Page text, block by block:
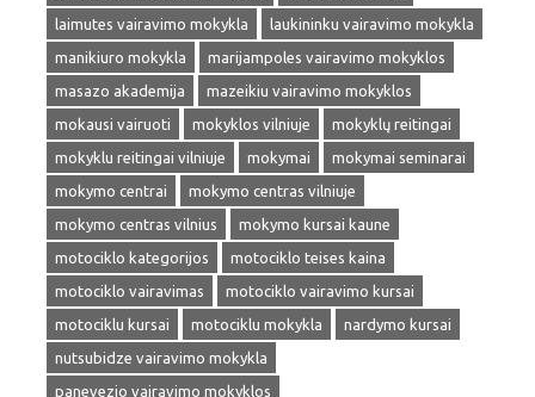
laimutes vairavimo mokykla
laukininku vairavimo mokykla
manikiuro mokykla
marijampoles vairavimo mokyklos
masazo akademija
mazeikiu vairavimo mokyklos
mokausi vairuoti
mokyklos vilniuje
mokyklų reitingai
mokyklu reitingai vilniuje
mokymai
mokymai seminarai
mokymo centrai
mokymo centras vilniuje
mokymo centras vilnius
mokymo kursai kaune
motociklo kategorijos
motociklo teises kaina
motociklo vairavimas
motociklo vairavimo kursai
motociklu kursai
motociklu mokykla
nardymo kursai
nutsubidze vairavimo mokykla
panevezio vairavimo mokyklos